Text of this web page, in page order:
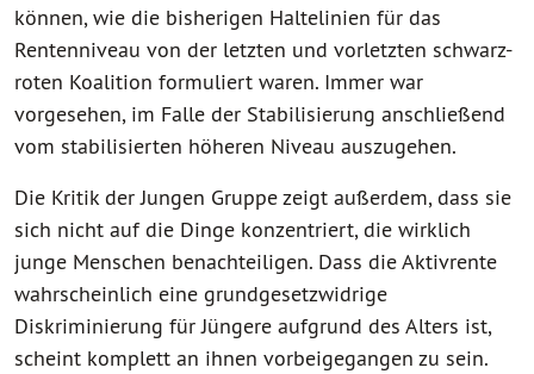
können, wie die bisherigen Haltelinien für das
Rentenniveau von der letzten und vorletzten schwarz-
roten Koalition formuliert waren. Immer war
vorgesehen, im Falle der Stabilisierung anschließend
vom stabilisierten höheren Niveau auszugehen.
Die Kritik der Jungen Gruppe zeigt außerdem, dass sie
sich nicht auf die Dinge konzentriert, die wirklich
junge Menschen benachteiligen. Dass die Aktivrente
wahrscheinlich eine grundgesetzwidrige
Diskriminierung für Jüngere aufgrund des Alters ist,
scheint komplett an ihnen vorbeigegangen zu sein.